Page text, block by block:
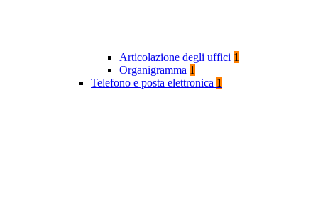
Articolazione degli uffici 1
Organigramma 1
Telefono e posta elettronica 1